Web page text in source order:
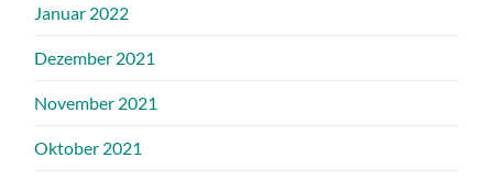
Januar 2022
Dezember 2021
November 2021
Oktober 2021